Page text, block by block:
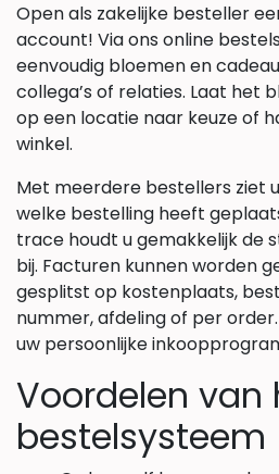
Open als zakelijke besteller
account! Via ons online
eenvoudig bloemen en
collega’s of relaties. Laat het
op een locatie naar keuze of
winkel.
Met meerdere bestellers ziet
welke bestelling heeft
trace houdt u gemakkelijk de
bij. Facturen kunnen worden
gesplitst op kostenplaats,
nummer, afdeling of per
uw persoonlijke
Voordelen van
bestelsysteem